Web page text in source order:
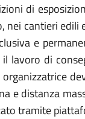
di
cantieri edili
e
lavoro di
e distanza
tramite